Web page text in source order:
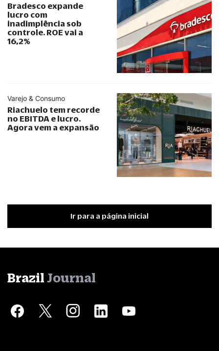
Bradesco expande
lucro com
inadimplência sob
controle. ROE vai a
16,2%
Varejo & Consumo
Riachuelo tem recorde
no EBITDA e lucro.
Agora vem a expansão
Ir para a página inicial
Brazil Journal